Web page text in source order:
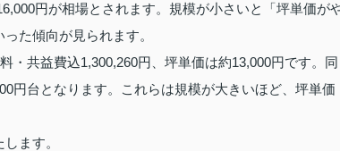
円が相場とされます。規模が小さいと「坪単価が
た傾向が見られます。
・共益費込1,300,260円、坪単価は約13,000円です。同
円台となります。これらは規模が大きいほど、坪単価
ます。